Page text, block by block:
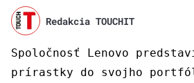
Redakcia TOUCHIT
Spoločnosť Lenovo
prírastky do svojho